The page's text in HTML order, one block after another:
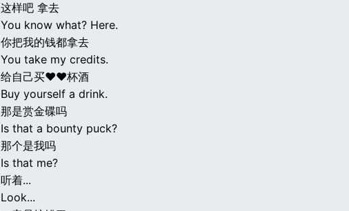
这样吧 拿去
You know what? Here.
你把我的钱都拿去
You take my credits.
给自己买♥♥杯酒
Buy yourself a drink.
那是赏金碟吗
Is that a bounty puck?
那个是我吗
Is that me?
听着...
Look...